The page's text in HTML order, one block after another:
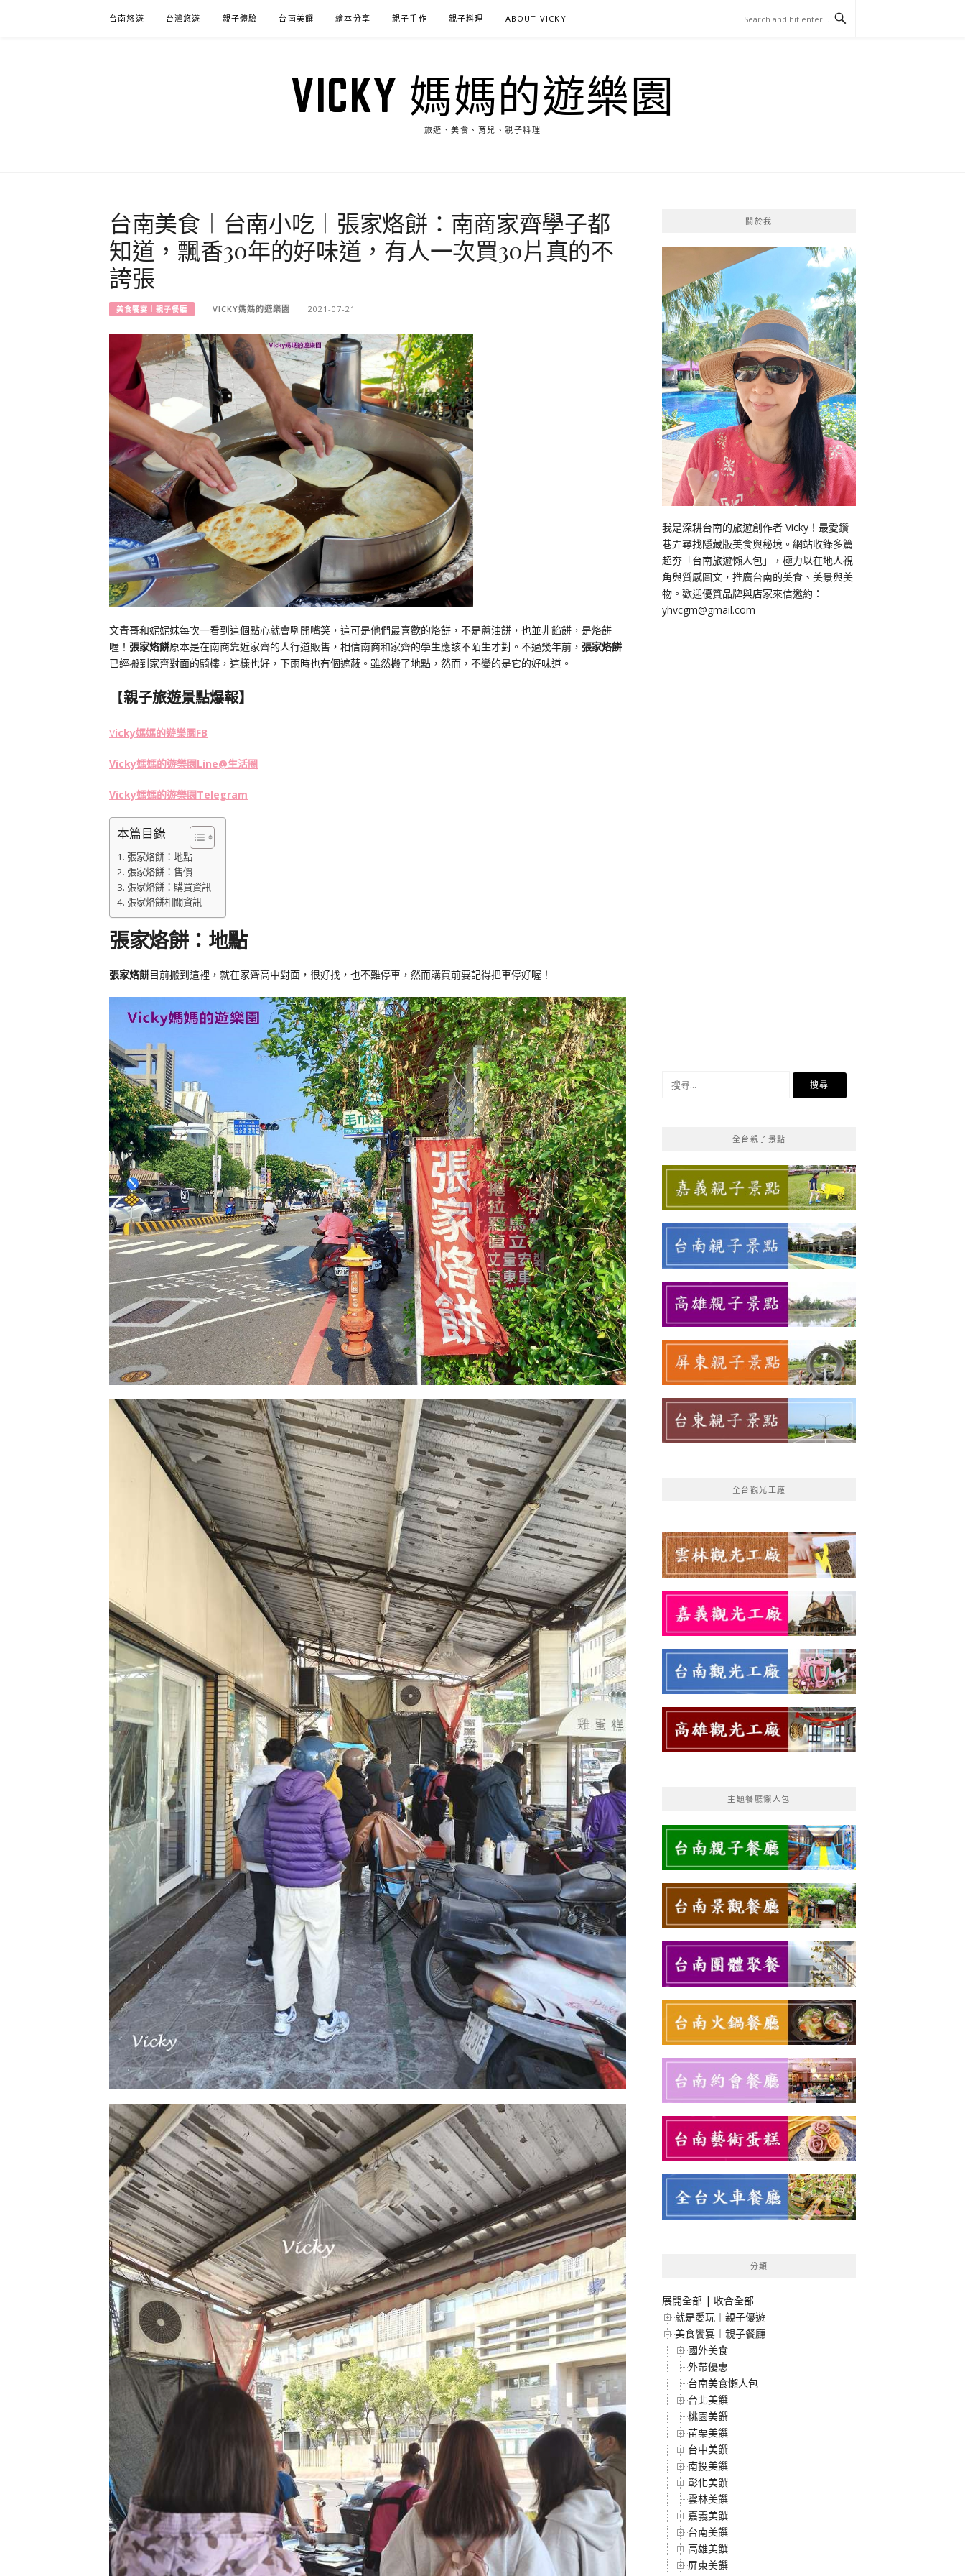
台南悠遊 台灣悠遊 親子體驗 台南美饌 繪本分享 親子手作 親子料理 ABOUT VICKY
VICKY 媽媽的遊樂園
旅遊、美食、育兒、親子料理
台南美食︱台南小吃︱張家烙餅：南商家齊學子都
知道，飄香30年的好味道，有人一次買30片真的不
誇張
美食饗宴︱親子餐廳 VICKY媽媽的遊樂園 2021-07-21
文青哥和妮妮妹每次一看到這個點心就會咧開嘴笑，這可是他們最喜歡的烙餅，不是蔥油餅，也並非餡餅，是烙餅
喔！ 張家烙餅原本是在南商靠近家齊的人行道販售，相信南商和家齊的學生應該不陌生才對。不過幾年前， 張家烙餅
已經搬到家齊對面的騎樓，這樣也好，下雨時也有個遮蔽。雖然搬了地點，然而，不變的是它的好味道。
【親子旅遊景點爆報】
Vicky媽媽的遊樂園FB
Vicky媽媽的遊樂園Line@生活圈
Vicky媽媽的遊樂園Telegram
本篇目錄
張家烙餅：地點
張家烙餅：售價
張家烙餅：購買資訊
張家烙餅相關資訊
張家烙餅：地點
張家烙餅目前搬到這裡，就在家齊高中對面，很好找，也不難停車，然而購買前要記得把車停好喔！
關於我
我是深耕台南的旅遊創作者 Vicky！最愛鑽
巷弄尋找隱藏版美食與秘境。網站收錄多篇
超夯「台南旅遊懶人包」，極力以在地人視
角與質感圖文，推廣台南的美食、美景與美
物。歡迎優質品牌與店家來信邀約：
yhvcgm@gmail.com
全台親子景點
全台觀光工廠
主題餐廳懶人包
分類
展開全部 | 收合全部
就是愛玩︱親子優遊
美食饗宴︱親子餐廳
國外美食
外帶優惠
台南美食懶人包
台北美饌
桃園美饌
苗栗美饌
台中美饌
南投美饌
彰化美饌
雲林美饌
嘉義美饌
台南美饌
高雄美饌
屏東美饌